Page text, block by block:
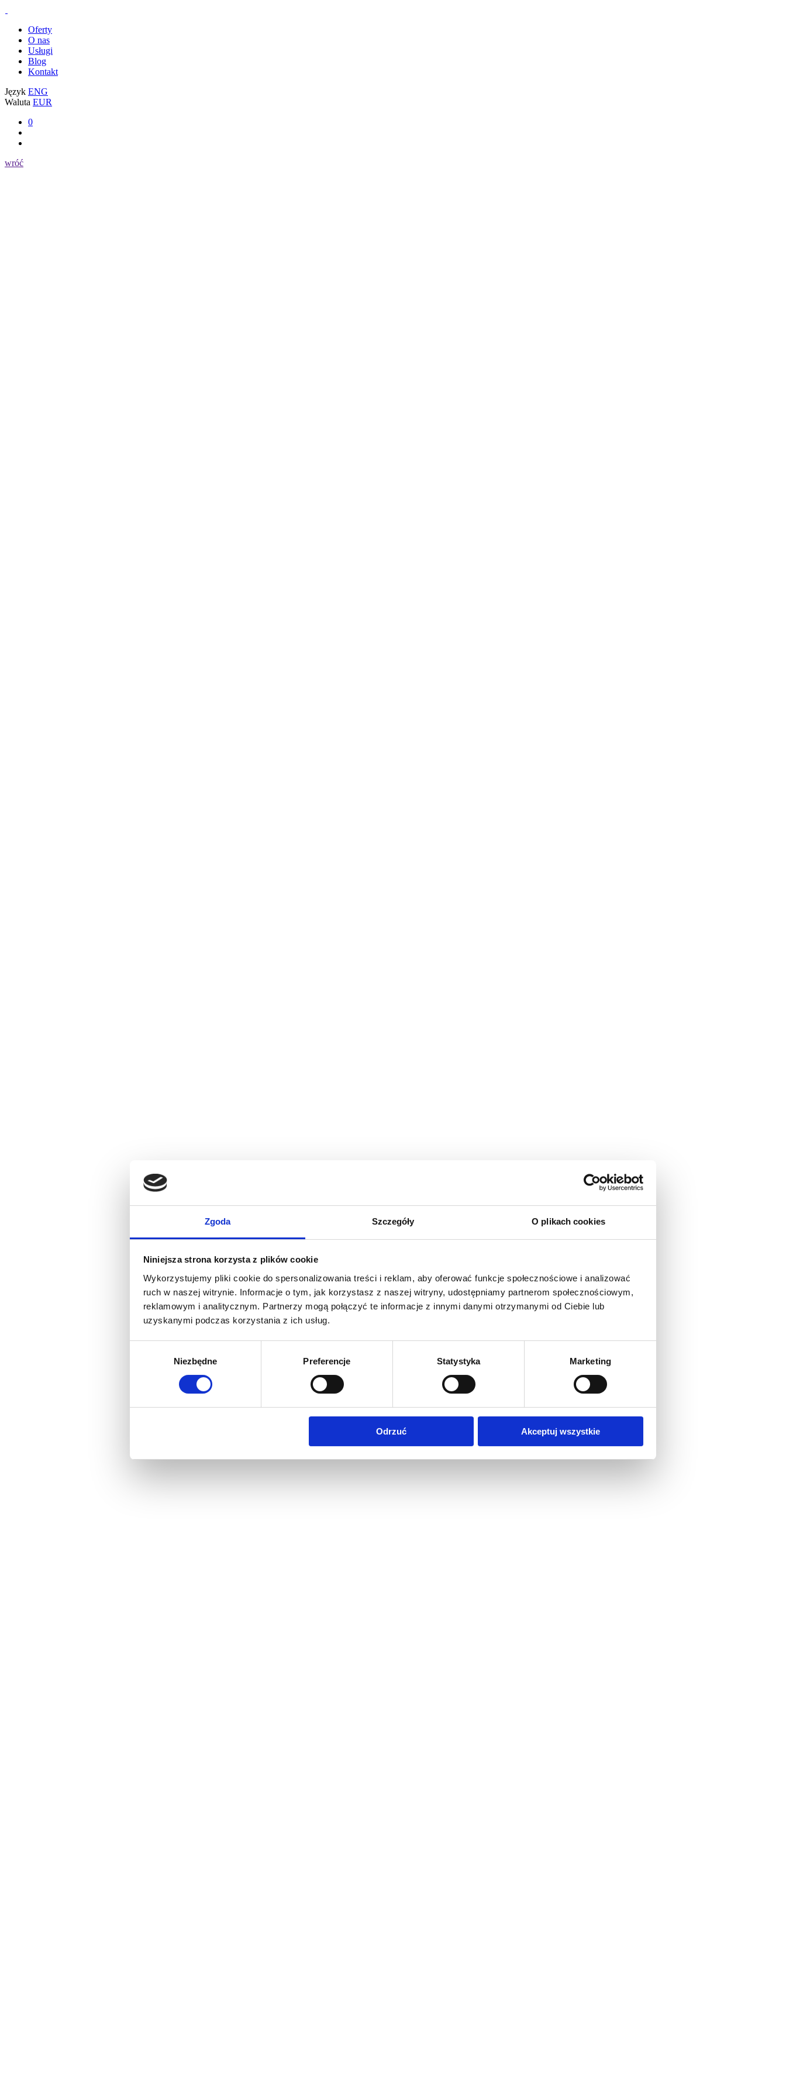
Zgoda Szczegóły O plikach cookies
Niniejsza strona korzysta z plików cookie
Wykorzystujemy pliki cookie do spersonalizowania treści i reklam, aby oferować funkcje społecznościowe i analizować
ruch w naszej witrynie. Informacje o tym, jak korzystasz z naszej witryny, udostępniamy partnerom społecznościowym,
reklamowym i analitycznym. Partnerzy mogą połączyć te informacje z innymi danymi otrzymanymi od Ciebie lub
uzyskanymi podczas korzystania z ich usług.
Niezbędne Preferencje Statystyka Marketing
Odrzuć Akceptuj wszystkie
Oferty
O nas
Usługi
Blog
Kontakt
Język ENG
Waluta EUR
0
wróć